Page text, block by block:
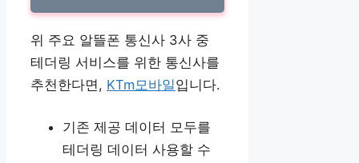
위 주요 알뜰폰 통신사 3사 중
테더링 서비스를 위한 통신사를
추천한다면, KTm모바일입니다.
기존 제공 데이터 모두를
테더링 데이터 사용할 수